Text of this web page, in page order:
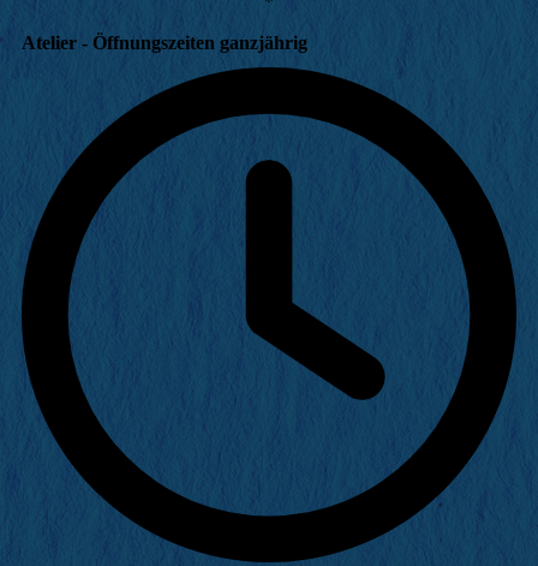
Atelier - Öffnungszeiten ganzjährig